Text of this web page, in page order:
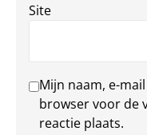
Site
Mijn naam, e-
browser voor de
reactie plaats.